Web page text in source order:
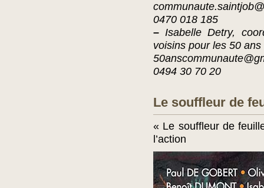
0470 018 185
– Isabelle Detry,
voisins pour les 50 ans
0494 30 70 20
Le souffleur de
« Le souffleur de
l’action